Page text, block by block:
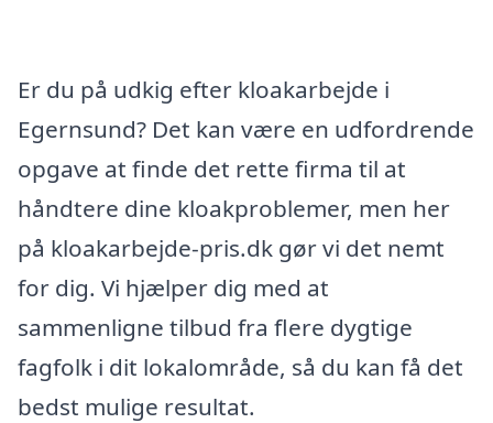
Er du på udkig efter kloakarbejde i
Egernsund? Det kan være en udfordrende
opgave at finde det rette firma til at
håndtere dine kloakproblemer, men her
på kloakarbejde-pris.dk gør vi det nemt
for dig. Vi hjælper dig med at
sammenligne tilbud fra flere dygtige
fagfolk i dit lokalområde, så du kan få det
bedst mulige resultat.